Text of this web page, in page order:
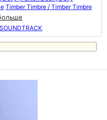
Timber Timbre / Timber Timbre